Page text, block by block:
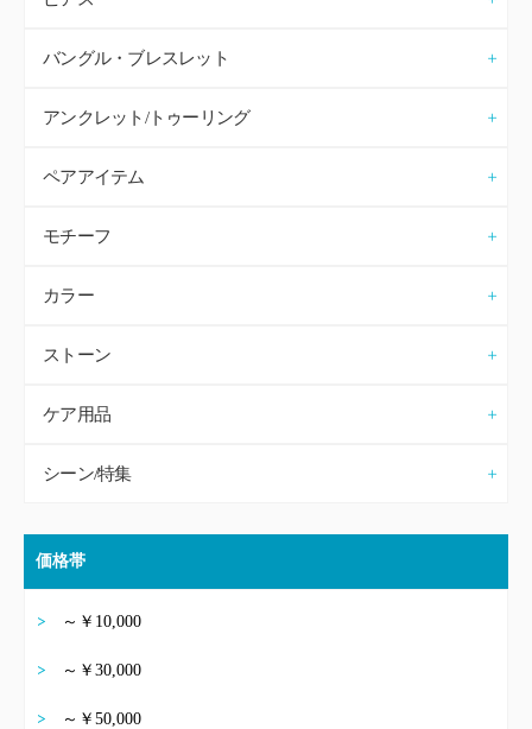
バングル・ブレスレット
アンクレット/トゥーリング
ペアアイテム
モチーフ
カラー
ストーン
ケア用品
シーン/特集
価格帯
～￥10,000
～￥30,000
～￥50,000